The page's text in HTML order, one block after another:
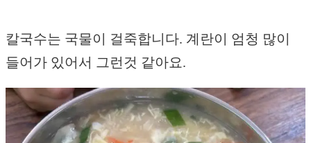
칼국수는 국물이 걸죽합니다. 계란이 엄청 많이
들어가 있어서 그런것 같아요.